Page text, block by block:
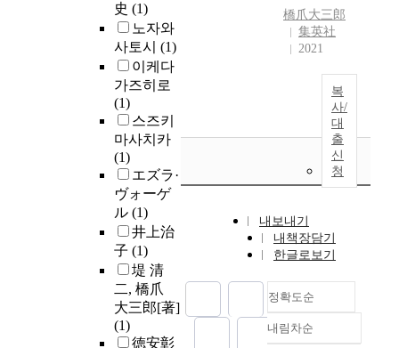
史 (1)
노자와
사토시 (1)
이케다
가즈히로
(1)
스즈키
마사치카
(1)
エズラ·
ヴォーゲ
ル (1)
井上治
子 (1)
堤 清
二, 橋爪
大三郎[著]
(1)
徳安彰
橋爪大三郎
集英社
2021
복
사/
대
출
신
청
내보내기
내책장담기
한글로보기
정확도순
정확도
내림차순